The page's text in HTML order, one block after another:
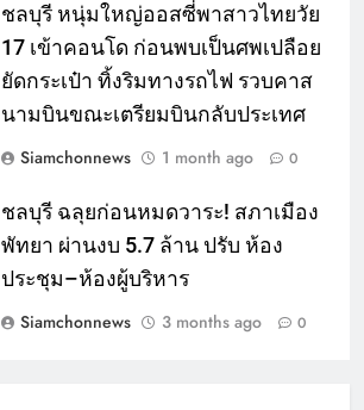
ชลบุรี หนุ่มใหญ่ออสซี่พาสาวไทยวัย
17 เข้าคอนโด ก่อนพบเป็นศพเปลือย
ยัดกระเป๋า ทิ้งริมทางรถไฟ รวบคาส
นามบินขณะเตรียมบินกลับประเทศ
Siamchonnews
1 month ago 0
ชลบุรี ฉลุยก่อนหมดวาระ! สภาเมือง
พัทยา ผ่านงบ 5.7 ล้าน ปรับ ห้อง
ประชุม–ห้องผู้บริหาร
Siamchonnews
3 months ago 0